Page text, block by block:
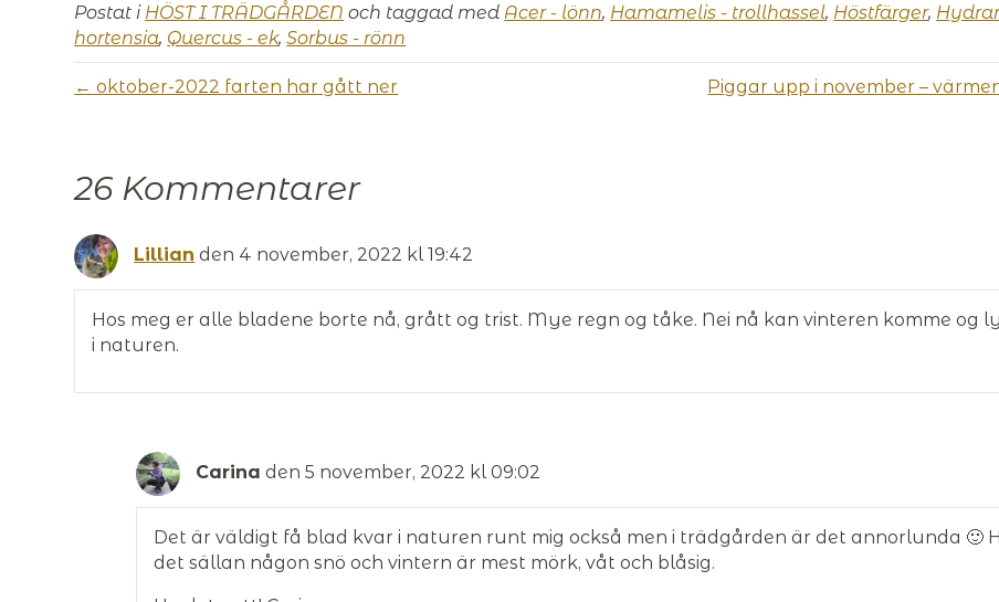
Postat i HÖST I TRÄDGÅRDEN och taggad med Acer - lönn, Hamamelis - trollhassel, Höstfärger,
hortensia, Quercus - ek,Sorbus - rönn
← oktober-2022 farten har gått ner Piggar upp i november –
26 Kommentarer
Lillian den 4 november, 2022 kl 19:42
Hos meg er alle bladene borte nå, grått og trist. Mye regn og tåke. Nei nå kan vinteren komme og
i naturen.
Carina den 5 november, 2022 kl 09:02
Det är väldigt få blad kvar i naturen runt mig också men i trädgården är det annorlunda 🙂
det sällan någon snö och vintern är mest mörk, våt och blåsig.